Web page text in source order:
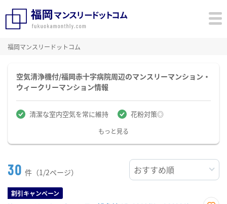
福岡マンスリードットコム
空気清浄機付/福岡赤十字病院周辺のマンスリーマンション・
ウィークリーマンション情報
清潔な室内空気を常に維持 花粉対策◎
もっと見る
30 件（1/2ページ）
割引キャンペーン